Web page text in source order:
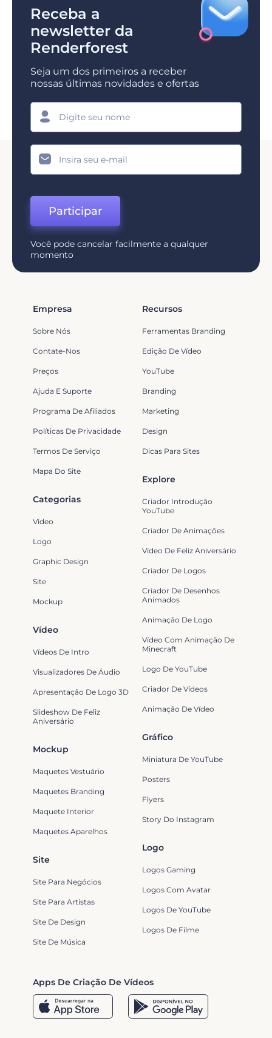
Receba a
newsletter da
Renderforest
Seja um dos primeiros a receber
nossas últimas novidades e ofertas
Participar
Você pode cancelar facilmente a qualquer
momento
Empresa
Sobre Nós
Contate-Nos
Preços
Ajuda E Suporte
Programa De Afiliados
Políticas De Privacidade
Termos De Serviço
Mapa Do Site
Mockup
Maquetes Vestuário
Maquetes Branding
Maquete Interior
Maquetes Aparelhos
Recursos
Ferramentas Branding
Edição De Vídeo
YouTube
Branding
Marketing
Design
Dicas Para Sites
Gráfico
Miniatura De YouTube
Posters
Flyers
Story Do Instagram
Categorias
Vídeo
Logo
Graphic Design
Site
Mockup
Logo
Logos Gaming
Logos Com Avatar
Logos De YouTube
Logos De Filme
Explore
Criador Introdução
YouTube
Criador De Animações
Vídeo De Feliz Aniversário
Criador De Logos
Criador De Desenhos
Animados
Animação De Logo
Vídeo Com Animação De
Minecraft
Logo De YouTube
Criador De Vídeos
Animação De Vídeo
Apps De Criação De Vídeos
Vídeo
Vídeos De Intro
Visualizadores De Áudio
Apresentação De Logo 3D
Slideshow De Feliz
Aniversário
Site
Site Para Negócios
Site Para Artistas
Site De Design
Site De Música